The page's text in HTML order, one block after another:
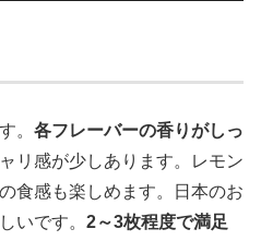
。 各フレーバーの香りがしっ
リ感が少しあります。レモン
の食感も楽しめます。日本のお
いです。 2～3枚程度で満足